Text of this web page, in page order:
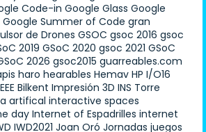
Code-in Google Glass Google
Google Summer of Code gran
de Drones GSOC gsoc 2016 gsoc
2019 GSoC 2020 gsoc 2021 GSoC
2026 gsoc2015 guarreables.com
haro hearables Hemav HP I/O16
Bilkent Impresión 3D INS Torre
artifical interactive spaces
day Internet of Espadrilles internet
IWD2021 Joan Oró Jornadas juegos